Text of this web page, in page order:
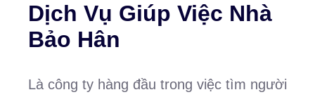
Dịch Vụ Giúp Việc Nhà
Bảo Hân
Là công ty hàng đầu trong việc tìm người